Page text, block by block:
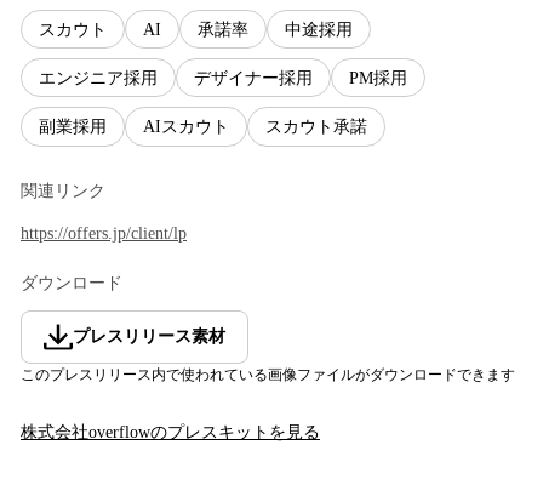
スカウト AI 承諾率 中途採用
エンジニア採用 デザイナー採用 PM採用
副業採用 AIスカウト スカウト承諾
関連リンク
https://offers.jp/client/lp
ダウンロード
プレスリリース素材
このプレスリリース内で使われている画像ファイルがダウンロードできます
株式会社overflowのプレスキットを見る